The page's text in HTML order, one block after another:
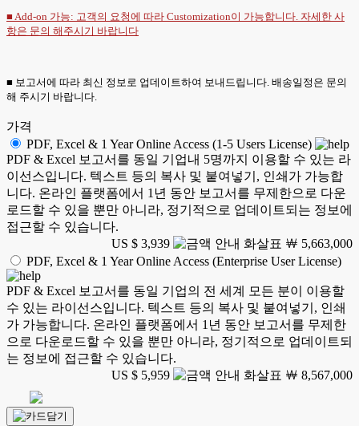
■ Add-on 가능: 고객의 요청에 따라 Customization이 가능합니다. 자세한 사
항은 문의 해주시기 바랍니다
■ 보고서에 따라 최신 정보로 업데이트하여 보내드립니다. 배송일정은 문의
해 주시기 바랍니다.
가격
PDF, Excel & 1 Year Online Access (1-5 Users License)
PDF & Excel 보고서를 동일 기업내 5명까지 이용할 수 있는 라
이선스입니다. 텍스트 등의 복사 및 붙여넣기, 인쇄가 가능합
니다. 온라인 플랫폼에서 1년 동안 보고서를 무제한으로 다운
로드할 수 있을 뿐만 아니라, 정기적으로 업데이트되는 정보에
접근할 수 있습니다.
US $ 3,939
￦ 5,663,000
PDF, Excel & 1 Year Online Access (Enterprise User License)
PDF & Excel 보고서를 동일 기업의 전 세계 모든 분이 이용할
수 있는 라이선스입니다. 텍스트 등의 복사 및 붙여넣기, 인쇄
가 가능합니다. 온라인 플랫폼에서 1년 동안 보고서를 무제한
으로 다운로드할 수 있을 뿐만 아니라, 정기적으로 업데이트되
는 정보에 접근할 수 있습니다.
US $ 5,959
￦ 8,567,000